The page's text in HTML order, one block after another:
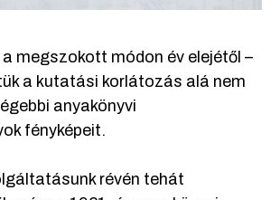
megszokott módon év elejétől –
a kutatási korlátozás alá nem
anyakönyvi
fényképeit.
révén tehát